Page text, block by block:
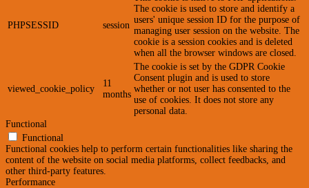
PHPSESSID session
The cookie is used to store and identify a
users' unique session ID for the purpose of
managing user session on the website. The
cookie is a session cookies and is deleted
when all the browser windows are closed.
viewed_cookie_policy
11
months
The cookie is set by the GDPR Cookie
Consent plugin and is used to store
whether or not user has consented to the
use of cookies. It does not store any
personal data.
Functional
Functional
Functional cookies help to perform certain functionalities like sharing the
content of the website on social media platforms, collect feedbacks, and
other third-party features.
Performance